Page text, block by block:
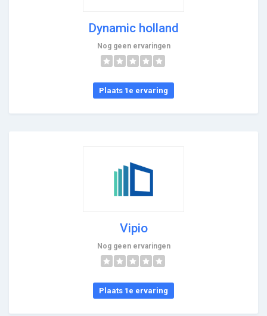
Dynamic holland
Nog geen ervaringen
Plaats 1e ervaring
Vipio
Nog geen ervaringen
Plaats 1e ervaring